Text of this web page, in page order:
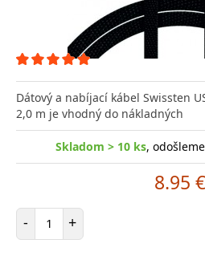
Dátový a nabíjací kábel Swissten
2,0 m je vhodný do nákladných
Skladom > 10 ks,
8.95 €
- Počet položiek
+